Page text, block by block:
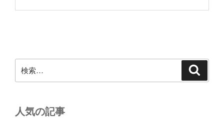
索:
人気の記事